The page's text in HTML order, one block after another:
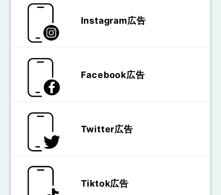
Instagram広告
Facebook広告
Twitter広告
Tiktok広告